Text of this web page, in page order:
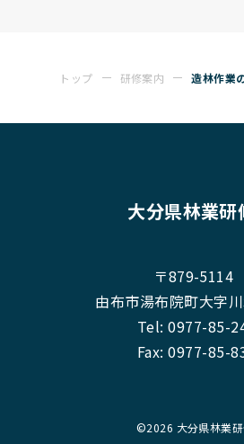
トップ 研修案内 造林作業
大分県林業研
〒879-5114
由布市湯布院町大字
Tel:0977-85-
Fax: 0977-85-
©2026 大分県林業